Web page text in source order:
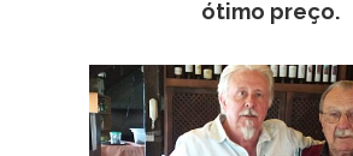
ótimo preço.